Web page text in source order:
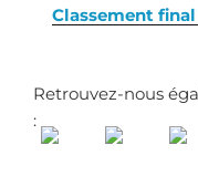
Classement final
Retrouvez-nous
: